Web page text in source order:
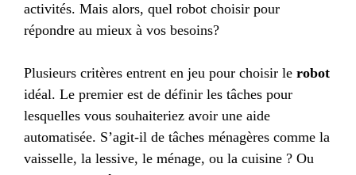
activités. Mais alors, quel robot choisir pour
répondre au mieux à vos besoins?
Plusieurs critères entrent en jeu pour choisir le robot
idéal. Le premier est de définir les tâches pour
lesquelles vous souhaiteriez avoir une aide
automatisée. S’agit-il de tâches ménagères comme la
vaisselle, la lessive, le ménage, ou la cuisine ? Ou